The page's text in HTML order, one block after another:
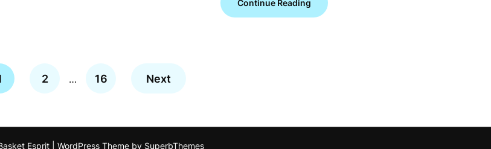
Continue Reading
2 … 16 Next
Esprit | WordPress Theme by SuperbThemes